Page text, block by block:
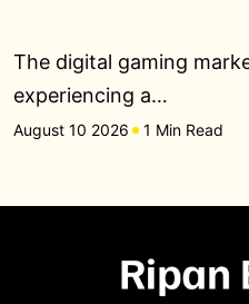
The digital gaming
experiencing a…
August 10 2026 1 Min Read